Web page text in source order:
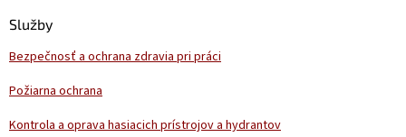
Služby
Bezpečnosť a ochrana zdravia pri práci
Požiarna ochrana
Kontrola a oprava hasiacich prístrojov a hydrantov